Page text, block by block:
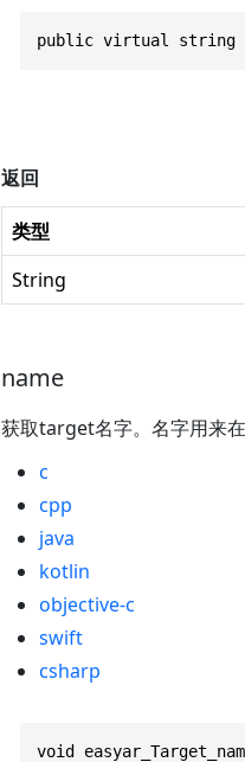
public virtual string
返回
类型
String
name
获取target名字。名字用来
c
cpp
java
kotlin
objective-c
swift
csharp
void